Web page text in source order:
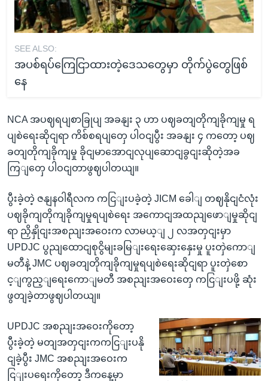
SEE ALSO:
အပစ်ရပ်ကြေငြာထားတဲ့ဒေသတွေမှာ တိုက်ပွဲတွေဖြစ်
နေ
NCA အပဈရပျစာခြုပျ အခနျး ၃ ဟာ ပဈခတျတိုကျခိုကျမှု ရ
ပျစဲရေးဆိုငျရာ ကိစ်စရပျတှေ ပါဝငျပွီး အခနျး ၄ ကတော့ ပဈ
ခတျတိုကျခိုကျမှု ခိုငျမာအောငျလုပျဆောငျခွငျးဆိုတဲ့အခ
ကြျတှေ ပါဝငျတာဖွဈပါတယျ။
ပွီးခဲ့တဲ့ ဇနျနဝါရီလက ကငြျးပခဲ့တဲ့ JICM ခေါျ တဈနိုငျငံလုံး
ပဈခိုကျတိုကျခိုကျမှုရပျစဲရေး အကောငျအထညျဖောျမှုဆိုငျ
ရာ ညှိနှိုငျးအစညျးအဝေးက လာမယ့ျ ၂ လအတှငျးမှာ
UPDJC ပွညျထောငျစုငွိမျးခမြျးရေးဆှေးနှေးမှု ပူးတှဲကောျ
မတီနဲ့ JMC ပဈခတျတိုကျခိုကျမှုရပျစဲရေးဆိုငျရာ ပူးတှဲစော
င့ျကွည့ျရေးကောျမတီ အစညျးအဝေးတှေ ကငြျးပဖို့ ဆုံး
ဖွတျခဲ့တာဖွဈပါတယျ။
UPDJC အစညျးအဝေးကိုတော့
ပွီးခဲ့တဲ့ မတျအတှငျးကကငြျးပနို
ငျခဲ့ပွီး JMC အစညျးအဝေးက
ငြျးပရေးကိုတော့ ဒီကနေ့မှာ